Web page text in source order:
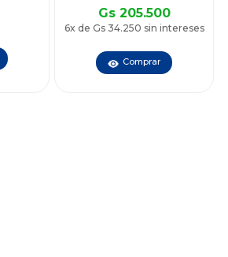
Gs 205.500
6x de Gs 34.250 sin intereses
Comprar